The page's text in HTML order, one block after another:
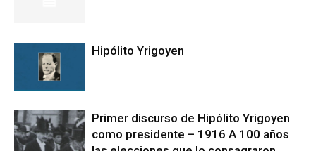
Hipólito Yrigoyen
Primer discurso de Hipólito Yrigoyen
como presidente – 1916 A 100 años